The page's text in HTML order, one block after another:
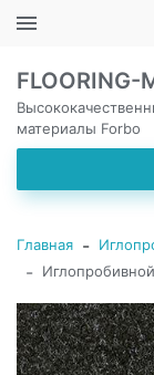
FLOORING-
материалы Forbo
Главная -
-